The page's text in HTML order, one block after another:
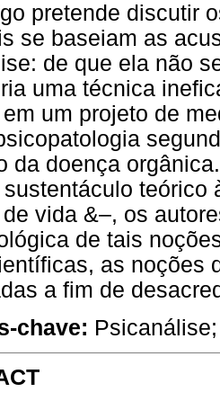
pretende discutir
se baseiam as
de que ela não
uma técnica
um projeto de
da doença
teórico
vida &–, os
de tais
as noções
a fim de
chave: